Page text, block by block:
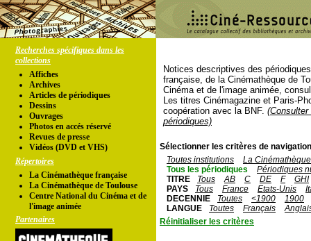
Recherches spécifiques dans les
collections
Affiches
Archives
Articles de périodiques
Dessins
Ouvrages
Photos en accés réservé
Revues de presse
Vidéos (DVD et VHS)
Répertoires
La Cinémathèque française
La Cinémathèque de Toulouse
Centre National du Cinéma et de
l'image animée
Partenaires
Notices descriptives des
française, de la Cinémathèque de
Cinéma et de l'image animée,
Les titres Cinémagazine et Paris-
coopération avec la BNF.
périodiques)
Sélectionner les critères de
Toutes institutions
La
Tous les périodiques
Périodiques
TITRE
Tous AB C DE F
GHI
PAYS
Tous France Etats-Unis
DECENNIE
Toutes <1900
1900
LANGUE
Toutes Français
Réinitialiser les critères